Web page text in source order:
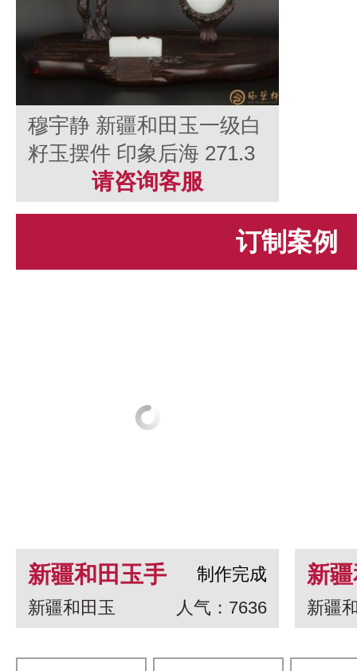
穆宇静 新疆和田玉一级白
籽玉摆件 印象后海 271.3
请咨询客服
订制案例
新疆和田玉手
串 龙生九子
制作完成
新疆和田玉
人气：7636
新
白
一
新疆